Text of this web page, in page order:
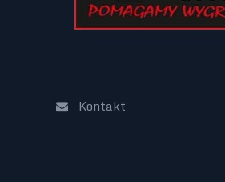
Kontakt